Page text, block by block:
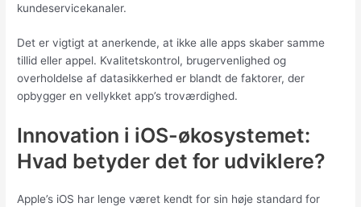
kundeservicekanaler.
Det er vigtigt at anerkende, at ikke alle apps skaber samme
tillid eller appel. Kvalitetskontrol, brugervenlighed og
overholdelse af datasikkerhed er blandt de faktorer, der
opbygger en vellykket app’s troværdighed.
Innovation i iOS-økosystemet:
Hvad betyder det for udviklere?
Apple’s iOS har lenge været kendt for sin høje standard for